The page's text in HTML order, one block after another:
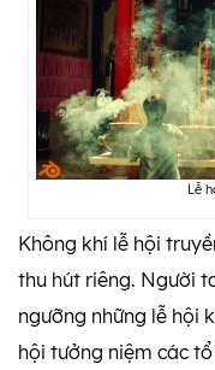
Lễ
Không khí lễ hội
thu hút riêng. Người
ngưỡng những lễ hội
hội tưởng niệm các